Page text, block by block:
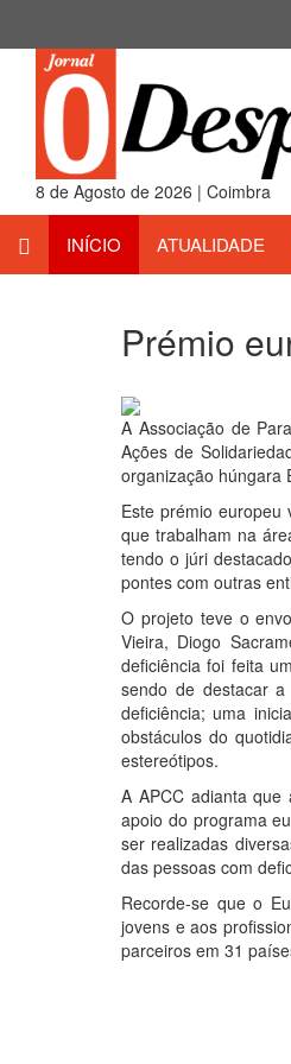
8 de Agosto de 2026 | Coimbra
INÍCIO ATUALIDADE
Prémio
A Associação de
Ações de
organização húngara
Este prémio europeu
que trabalham na
tendo o júri
pontes com outras
O projeto teve o
Vieira, Diogo
deficiência foi feita
sendo de destacar
deficiência; uma
obstáculos do
estereótipos.
A APCC adianta que
apoio do programa
ser realizadas
das pessoas com
Recorde-se que o
jovens e aos
parceiros em 31